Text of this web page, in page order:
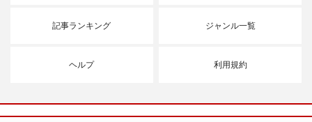
記事ランキング ジャンル一覧
ヘルプ 利用規約